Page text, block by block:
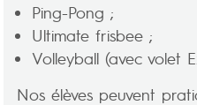
Ping-Pong ;
Ultimate frisbee ;
Volleyball (avec volet
Nos élèves peuvent